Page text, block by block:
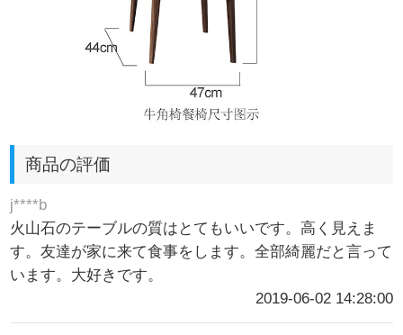
商品の評価
j****b
火山石のテーブルの質はとてもいいです。高く見えま
す。友達が家に来て食事をします。全部綺麗だと言って
います。大好きです。
2019-06-02 14:28:00